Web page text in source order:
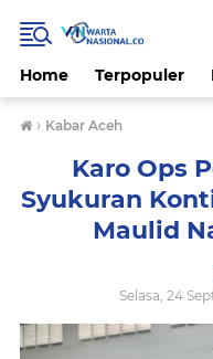
Home Terpopuler
› Kabar Aceh
Karo Ops
Syukuran
Maulid
Selasa, 24